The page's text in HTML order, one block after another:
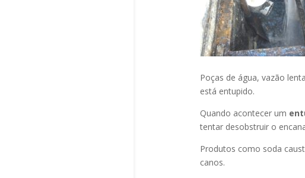
Poças de água, vazão
está entupido.
Quando acontecer um
tentar desobstruir o
Produtos como soda
canos.